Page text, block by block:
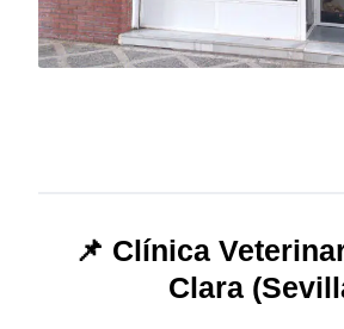
📌 Clínica
Clara